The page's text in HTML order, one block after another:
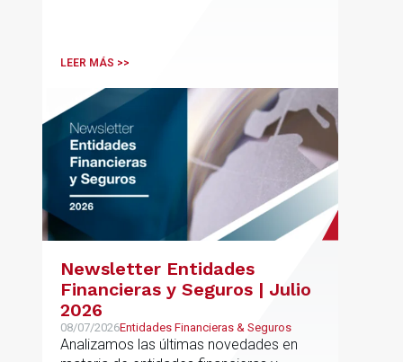
LEER MÁS >>
Newsletter Entidades
Financieras y Seguros | Julio
2026
08/07/2026Entidades Financieras & Seguros
Analizamos las últimas novedades en